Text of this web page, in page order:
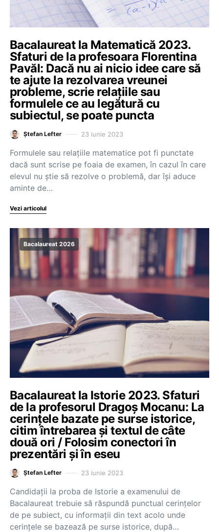
Bacalaureat la Matematică 2023.
Sfaturi de la profesoara Florentina
Pavăl: Dacă nu ai nicio idee care să
te ajute la rezolvarea vreunei
probleme, scrie relațiile sau
formulele ce au legătură cu
subiectul, se poate puncta
Ștefan Lefter 23 iunie 2023
Formulele sau relațiile matematice pot fi punctate
dacă sunt scrise pe foaia de examen, în cazul în care
elevul nu știe să rezolve o problemă, dar își aduce
aminte de…
Vezi articolul
Bacalaureat 2026
Bacalaureat la Istorie 2023. Sfaturi
de la profesorul Dragoș Mocanu: La
cerințele bazate pe surse istorice,
citim întrebarea și textul de câte
două ori / Folosim conectori în
prezentări și în eseu
Ștefan Lefter 23 iunie 2023
Candidații la proba de Istorie a examenului de
Bacalaureat trebuie să răspundă punctual cerințelor
de pe subiect, cu informații din text acolo unde
cerințele se bazează pe surse istorice, după…